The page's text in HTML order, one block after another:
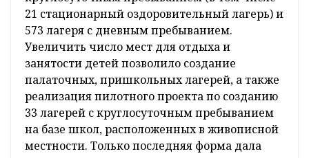
21 стационарный оздоровительный лагерь) и
573 лагеря с дневным пребыванием.
Увеличить число мест для отдыха и
занятости детей позволило создание
палаточных, пришкольных лагерей, а также
реализация пилотного проекта по созданию
33 лагерей с круглосуточным пребыванием
на базе школ, расположенных в живописной
местности. Только последняя форма дала